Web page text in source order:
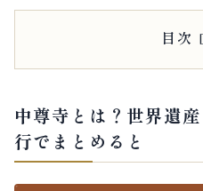
目次
中尊寺とは？世界遺
行でまとめると